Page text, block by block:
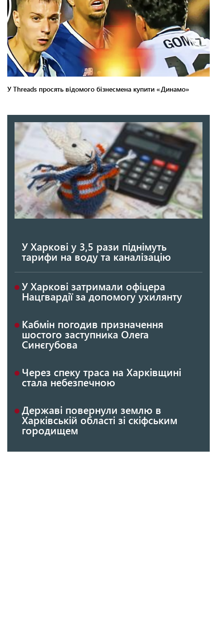
У Харкові у 3,5 рази піднімуть
тарифи на воду та каналізацію
У Харкові затримали офіцера
Нацгвардії за допомогу ухилянту
Кабмін погодив призначення
шостого заступника Олега
Синєгубова
Через спеку траса на Харківщині
стала небезпечною
Державі повернули землю в
Харківській області зі скіфським
городищем